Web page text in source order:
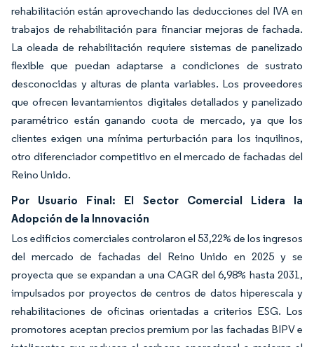
rehabilitación están aprovechando las deducciones del IVA en
trabajos de rehabilitación para financiar mejoras de fachada.
La oleada de rehabilitación requiere sistemas de panelizado
flexible que puedan adaptarse a condiciones de sustrato
desconocidas y alturas de planta variables. Los proveedores
que ofrecen levantamientos digitales detallados y panelizado
paramétrico están ganando cuota de mercado, ya que los
clientes exigen una mínima perturbación para los inquilinos,
otro diferenciador competitivo en el mercado de fachadas del
Reino Unido.
Por Usuario Final: El Sector Comercial Lidera la
Adopción de la Innovación
Los edificios comerciales controlaron el 53,22% de los ingresos
del mercado de fachadas del Reino Unido en 2025 y se
proyecta que se expandan a una CAGR del 6,98% hasta 2031,
impulsados por proyectos de centros de datos hiperescala y
rehabilitaciones de oficinas orientadas a criterios ESG. Los
promotores aceptan precios premium por las fachadas BIPV e